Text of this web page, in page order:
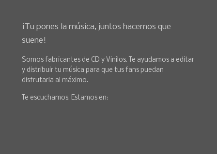
¡Tu pones la música, juntos hacemos que
suene!
Somos fabricantes de CD y Vinilos. Te ayudamos a editar
y distribuir tu música para que tus fans puedan
disfrutarla al máximo.
Te escuchamos. Estamos en: